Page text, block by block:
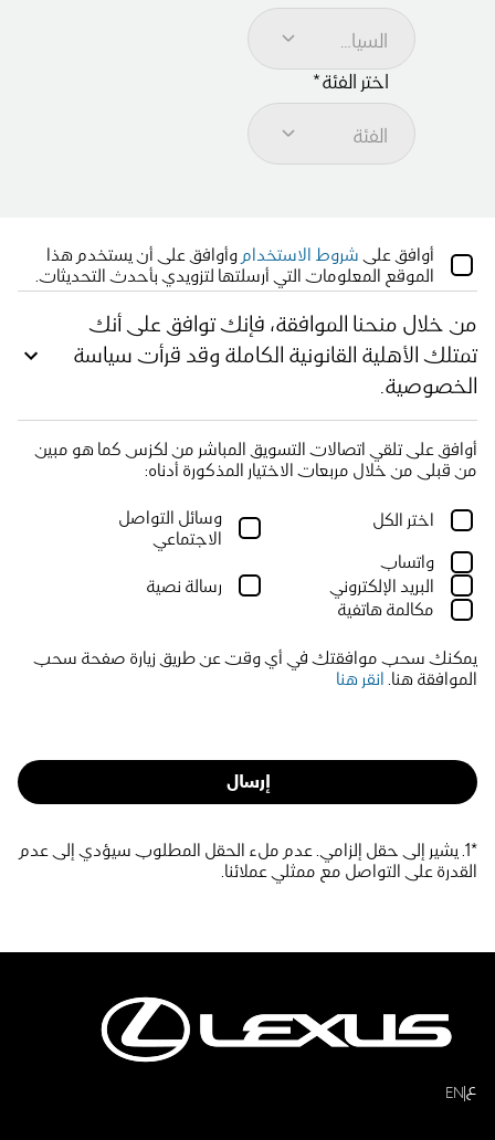
اختر الفئة​*
الفئة
أوافق على شروط الاستخدام
الموقع المعلومات التي أرسلتها لتزويدي بأحدث التحديثات.
من خلال منحنا الموافقة، فإنك توافق على أنك
تمتلك الأهلية القانونية الكاملة وقد قرأت سياسة
الخصوصية.
من قبلي من خلال مربعات الاختيار المذكورة أدناه:
اختر الكل
الاجتماعي
واتساب
البريد الإلكتروني
رسالة نصية
مكالمة هاتفية
يمكنك سحب موافقتك في أي وقت عن طريق زيارة صفحة سحب
الموافقة هنا. انقر هنا
إرسال
*1. يشير إلى حقل إلزامي. عدم ملء الحقل المطلوب سيؤدي إلى عدم
القدرة على التواصل مع ممثلي عملائنا.
ع EN